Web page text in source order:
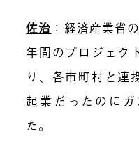
佐治 ：経済産業省
年間のプロジェク
り、各市町村と連
起業だったのに
た。